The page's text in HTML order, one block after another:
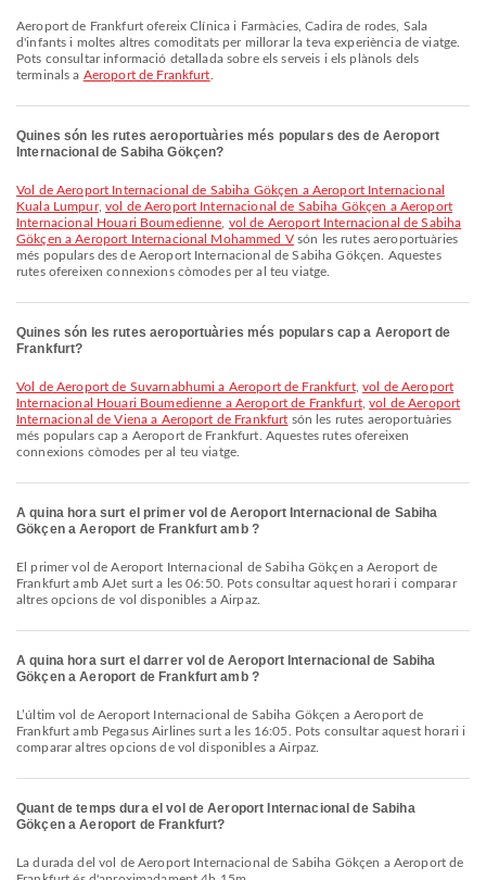
Aeroport de Frankfurt ofereix Clínica i Farmàcies, Cadira de rodes, Sala
d'infants i moltes altres comoditats per millorar la teva experiència de viatge.
Pots consultar informació detallada sobre els serveis i els plànols dels
terminals a Aeroport de Frankfurt
Quines són les rutes aeroportuàries més populars des de Aeroport
Internacional de Sabiha Gökçen?
vol de Aeroport Internacional de Sabiha Gökçen a Aeroport Internacional
Kuala Lumpur, vol de Aeroport Internacional de Sabiha Gökçen a Aeroport
Internacional Houari Boumedienne vol de Aeroport Internacional de Sabiha
Gökçen a Aeroport Internacional Mohammed Vsón les rutes aeroportuàries
més populars des de Aeroport Internacional de Sabiha Gökçen. Aquestes
rutes ofereixen connexions còmodes per al teu viatge.
Quines són les rutes aeroportuàries més populars cap a Aeroport de
Frankfurt?
vol de Aeroport de Suvarnabhumi a Aeroport de Frankfurt, vol de Aeroport
Internacional Houari Boumedienne a Aeroport de Frankfurt,vol de Aeroport
Internacional de Viena a Aeroport de Frankfurt són les rutes aeroportuàries
més populars cap a Aeroport de Frankfurt. Aquestes rutes ofereixen
connexions còmodes per al teu viatge.
A quina hora surt el primer vol de Aeroport Internacional de Sabiha
Gökçen a Aeroport de Frankfurt amb ?
El primer vol de Aeroport Internacional de Sabiha Gökçen a Aeroport de
Frankfurt amb AJet surt a les 06:50. Pots consultar aquest horari i comparar
altres opcions de vol disponibles a Airpaz.
A quina hora surt el darrer vol de Aeroport Internacional de Sabiha
Gökçen a Aeroport de Frankfurt amb ?
L’últim vol de Aeroport Internacional de Sabiha Gökçen a Aeroport de
Frankfurt amb Pegasus Airlines surt a les 16:05. Pots consultar aquest horari i
comparar altres opcions de vol disponibles a Airpaz.
Quant de temps dura el vol de Aeroport Internacional de Sabiha
Gökçen a Aeroport de Frankfurt?
La durada del vol de Aeroport Internacional de Sabiha Gökçen a Aeroport de